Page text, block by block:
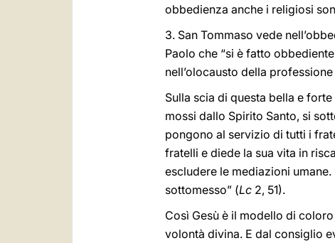
obbedienza anche i religiosi
3. San Tommaso vede
Paolo che “si è fatto
nell’olocausto della
Sulla scia di questa bella e
mossi dallo Spirito Santo, si
pongono al servizio di tutti i
fratelli e diede la sua vita in
escludere le mediazioni
sottomesso” (Lc 2, 51).
Così Gesù è il modello di
volontà divina. E dal consiglio